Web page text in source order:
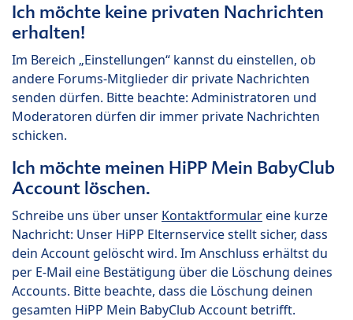
Ich möchte keine privaten Nachrichten
erhalten!
Im Bereich „Einstellungen“ kannst du einstellen, ob
andere Forums-Mitglieder dir private Nachrichten
senden dürfen. Bitte beachte: Administratoren und
Moderatoren dürfen dir immer private Nachrichten
schicken.
Ich möchte meinen HiPP Mein BabyClub
Account löschen.
Schreibe uns über unser Kontaktformulareine kurze
Nachricht: Unser HiPP Elternservice stellt sicher, dass
dein Account gelöscht wird. Im Anschluss erhältst du
per E-Mail eine Bestätigung über die Löschung deines
Accounts. Bitte beachte, dass die Löschung deinen
gesamten HiPP Mein BabyClub Account betrifft.